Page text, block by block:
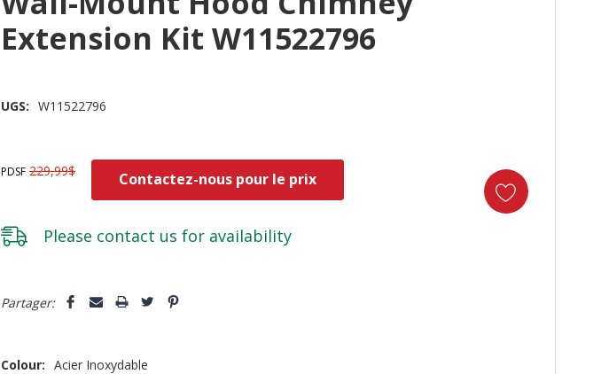
Extension Kit W11522796
UGS: W11522796
PDSF 229,99$ Contactez-nous pour le prix
Please contact us for availability
vous!
Partager:
Colour: Acier Inoxydable